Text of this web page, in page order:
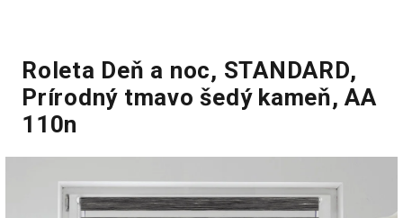
Roleta Deň a noc, STANDARD,
Prírodný tmavo šedý kameň, AA
110n